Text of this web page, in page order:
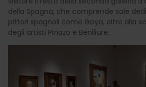
della Spagna, che comprende sale
pittori spagnoli come Goya, oltre alla
degli artisti Pinazo e Benlliure.